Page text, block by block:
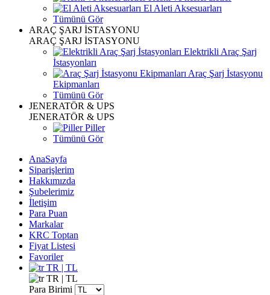
El Aleti Aksesuarları
Tümünü Gör
ARAÇ ŞARJ İSTASYONU
ARAÇ ŞARJ İSTASYONU
Elektrikli Araç Şarj
İstasyonları
Araç Şarj İstasyonu
Ekipmanları
Tümünü Gör
JENERATÖR & UPS
JENERATÖR & UPS
Piller
Tümünü Gör
AnaSayfa
Siparişlerim
Hakkımızda
Şubelerimiz
İletişim
Para Puan
Markalar
KRC Toptan
Fiyat Listesi
Favoriler
TR | TL
TR | TL
Para Birimi